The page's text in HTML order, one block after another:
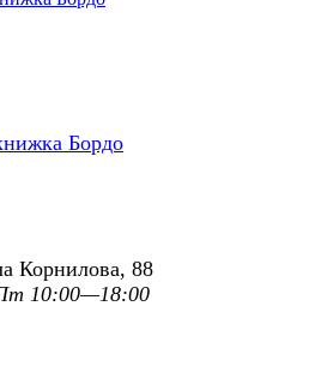
Бордо
Корнилова, 88
10:00—18:00